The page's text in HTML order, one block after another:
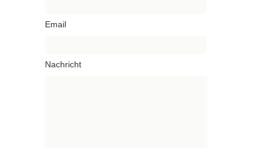
Email
Nachricht